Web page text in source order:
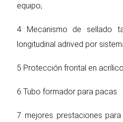
equipo;
4 Mecanismo de sellado
longitudinal adrived por
5 Protección frontal en
6 Tubo formador para pacas
7 mejores prestaciones